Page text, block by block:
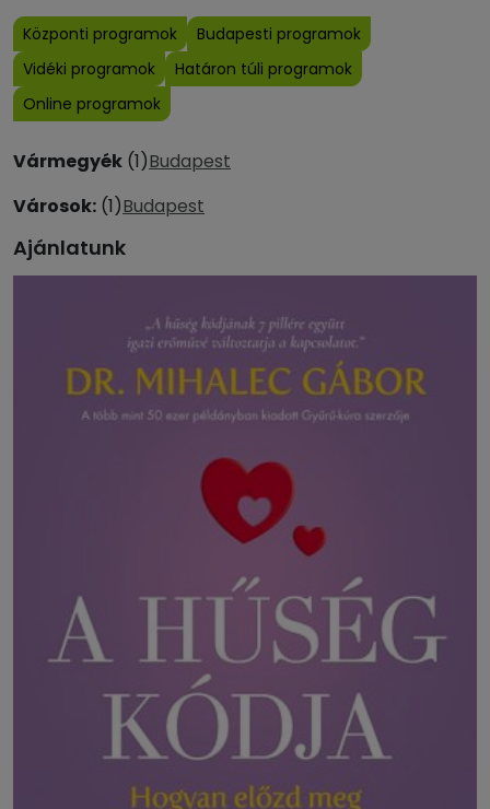
Központi programok
Budapesti programok
Vidéki programok
Határon túli programok
Online programok
Vármegyék (1)Budapest
Városok: (1)Budapest
Ajánlatunk